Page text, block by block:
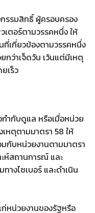
รรมสิทธิ์ ผู้ครอบครอง
ตอร์ตามวรรคหนึ่ง ให้
ที่เกี่ยวข้องตามวรรคหนึ่ง
ว่าเจ็ดวัน เว้นแต่มีเหตุ
เร็ว
ำกับดูแล หรือเมื่อหน่วย
หตุตามมาตรา 58 ให้
กับหน่วยงานตามมาตรา
ห์สถานการณ์ และ
างไซเบอร์ และดำเนิน
หน่วยงานของรัฐหรือ